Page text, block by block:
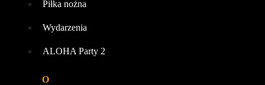
Piłka nożna
Wydarzenia
ALOHA Party 2
O